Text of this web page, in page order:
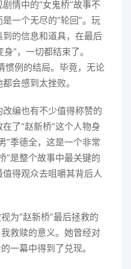
情中的“女鬼桥”故事不
一个无尽的“轮回”。玩
的信息和道具，在最后
”，一切都结束了。
例的结局。毕竟，无论
会感到太挫败。
编也有不少值得称赞的
了“赵新桥”这个人物身
”季德全，这是一个非常
是整个故事中最关键的
得观众去咀嚼其背后人
为“赵新桥”最后拯救的
救赎的意义。她曾经对
一幕中得到了兑现。